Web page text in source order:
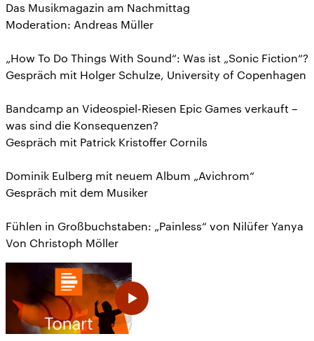
Das Musikmagazin am Nachmittag
Moderation: Andreas Müller
„How To Do Things With Sound“: Was ist „Sonic Fiction“?
Gespräch mit Holger Schulze, University of Copenhagen
Bandcamp an Videospiel-Riesen Epic Games verkauft –
was sind die Konsequenzen?
Gespräch mit Patrick Kristoffer Cornils
Dominik Eulberg mit neuem Album „Avichrom“
Gespräch mit dem Musiker
Fühlen in Großbuchstaben: „Painless“ von Nilüfer Yanya
Von Christoph Möller